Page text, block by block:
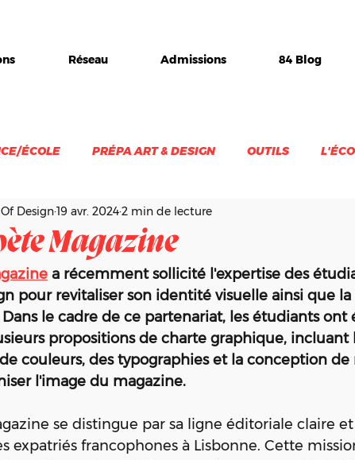
Réseau Admissions 84 Blog
ÉCOLE PRÉPA ART & DESIGN OUTILS
EXPO STAGE 1984-INC
Magazine
Design19 avr. 20242 min de lecture
a récemment sollicité l'expertise des
pour revitaliser son identité visuelle ainsi que
le cadre de ce partenariat, les étudiants ont
propositions de charte graphique, incluant
couleurs, des typographies et la conception de
l'image du magazine.
se distingue par sa ligne éditoriale claire
expatriés francophones à Lisbonne. Cette